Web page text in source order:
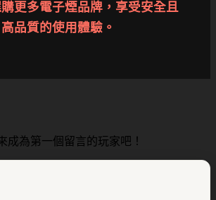
更多電子煙品牌，享受安全且
高品質的使用體驗。
成為第一個留言的玩家吧！